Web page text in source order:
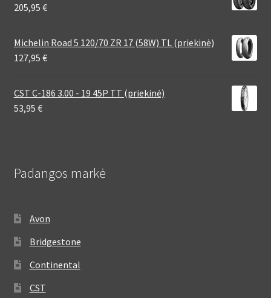
205,95 €
Michelin Road 5 120/70 ZR 17 (58W) TL (priekinė)
127,95 €
CST C-186 3.00 - 19 45P TT (priekinė)
53,95 €
Padangos markė
Avon
Bridgestone
Continental
CST